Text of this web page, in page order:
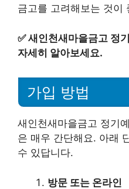
금고를 고려해보는 것이
✅새인천새마을금고 정
자세히 알아보세요.
가입 방법
새인천새마을금고 정기
은 매우 간단해요. 아래
수 있답니다.
방문 또는 온라인